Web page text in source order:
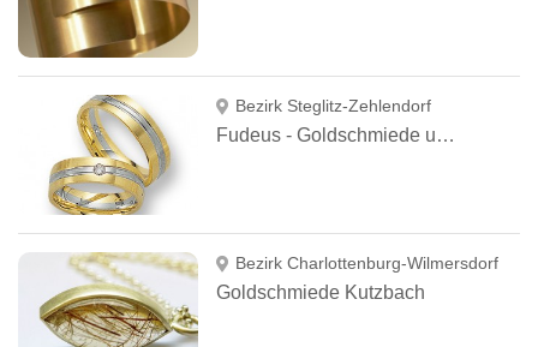
Bezirk Steglitz-Zehlendorf
Fudeus - Goldschmiede und Juweliere
Bezirk Charlottenburg-Wilmersdorf
Goldschmiede Kutzbach